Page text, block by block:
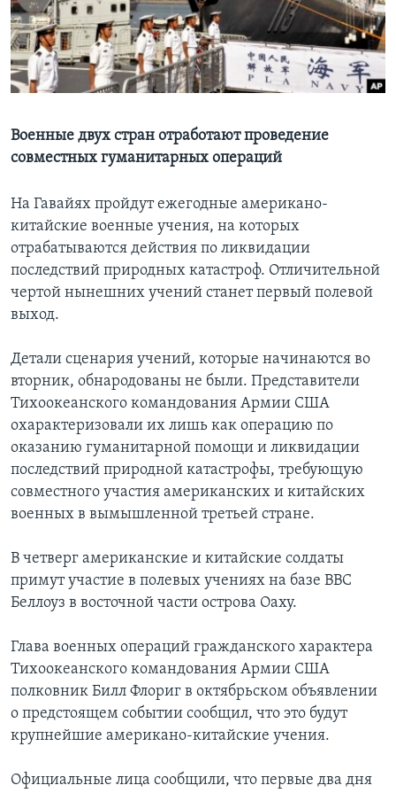
Learning English
СОЦИАЛЬНЫЕ СЕТИ
Языки
Военные двух стран отработают проведение
совместных гуманитарных операций
На Гавайях пройдут ежегодные американо-
китайские военные учения, на которых
отрабатываются действия по ликвидации
последствий природных катастроф. Отличительной
чертой нынешних учений станет первый полевой
выход.
Детали сценария учений, которые начинаются во
вторник, обнародованы не были. Представители
Тихоокеанского командования Армии США
охарактеризовали их лишь как операцию по
оказанию гуманитарной помощи и ликвидации
последствий природной катастрофы, требующую
совместного участия американских и китайских
военных в вымышленной третьей стране.
В четверг американские и китайские солдаты
примут участие в полевых учениях на базе ВВС
Беллоуз в восточной части острова Оаху.
Глава военных операций гражданского характера
Тихоокеанского командования Армии США
полковник Билл Флориг в октябрьском объявлении
о предстоящем событии сообщил, что это будут
крупнейшие американо-китайские учения.
Официальные лица сообщили, что первые два дня